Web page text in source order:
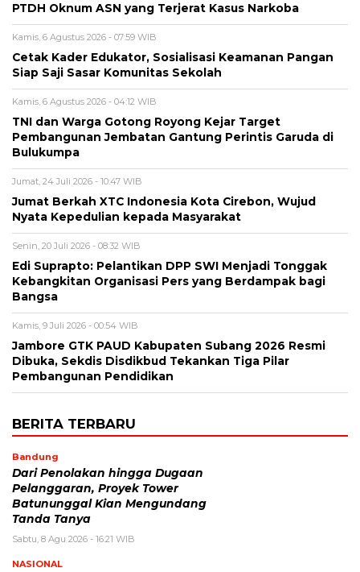
PTDH Oknum ASN yang Terjerat Kasus Narkoba
Kamis, 6 Agustus 2026 - 07:59 WIB
Cetak Kader Edukator, Sosialisasi Keamanan Pangan
Siap Saji Sasar Komunitas Sekolah
Kamis, 6 Agustus 2026 - 04:12 WIB
TNI dan Warga Gotong Royong Kejar Target
Pembangunan Jembatan Gantung Perintis Garuda di
Bulukumpa
Jumat, 24 Juli 2026 - 10:47 WIB
Jumat Berkah XTC Indonesia Kota Cirebon, Wujud
Nyata Kepedulian kepada Masyarakat
Senin, 20 Juli 2026 - 08:32 WIB
Edi Suprapto: Pelantikan DPP SWI Menjadi Tonggak
Kebangkitan Organisasi Pers yang Berdampak bagi
Bangsa
Kamis, 9 Juli 2026 - 00:54 WIB
Jambore GTK PAUD Kabupaten Subang 2026 Resmi
Dibuka, Sekdis Disdikbud Tekankan Tiga Pilar
Pembangunan Pendidikan
BERITA TERBARU
Bandung
Dari Penolakan hingga Dugaan
Pelanggaran, Proyek Tower
Batununggal Kian Mengundang
Tanda Tanya
Sabtu, 8 Agu 2026 - 16:21 WIB
NASIONAL